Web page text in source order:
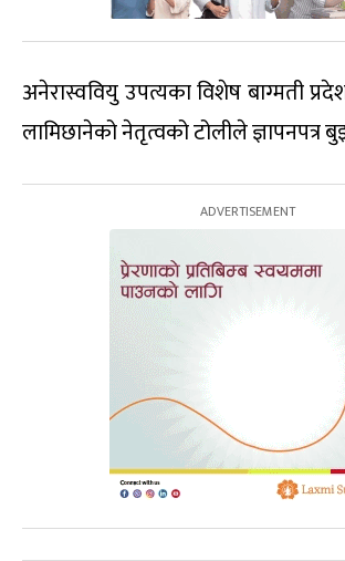
अनेरास्ववियु उपत्यका विशेष बाग्मती
लामिछानेको नेतृत्वको टोलीले ज्ञापनपत्र